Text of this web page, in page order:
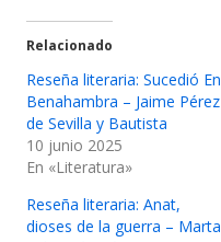
Relacionado
Reseña literaria: Sucedió En
Benahambra – Jaime Pérez
de Sevilla y Bautista
10 junio 2025
En «Literatura»
Reseña literaria: Anat,
dioses de la guerra – Marta